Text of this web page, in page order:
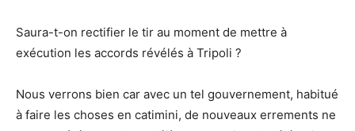
Saura-t-on rectifier le tir au moment de mettre à
exécution les accords révélés à Tripoli ?
Nous verrons bien car avec un tel gouvernement, habitué
à faire les choses en catimini, de nouveaux errements ne